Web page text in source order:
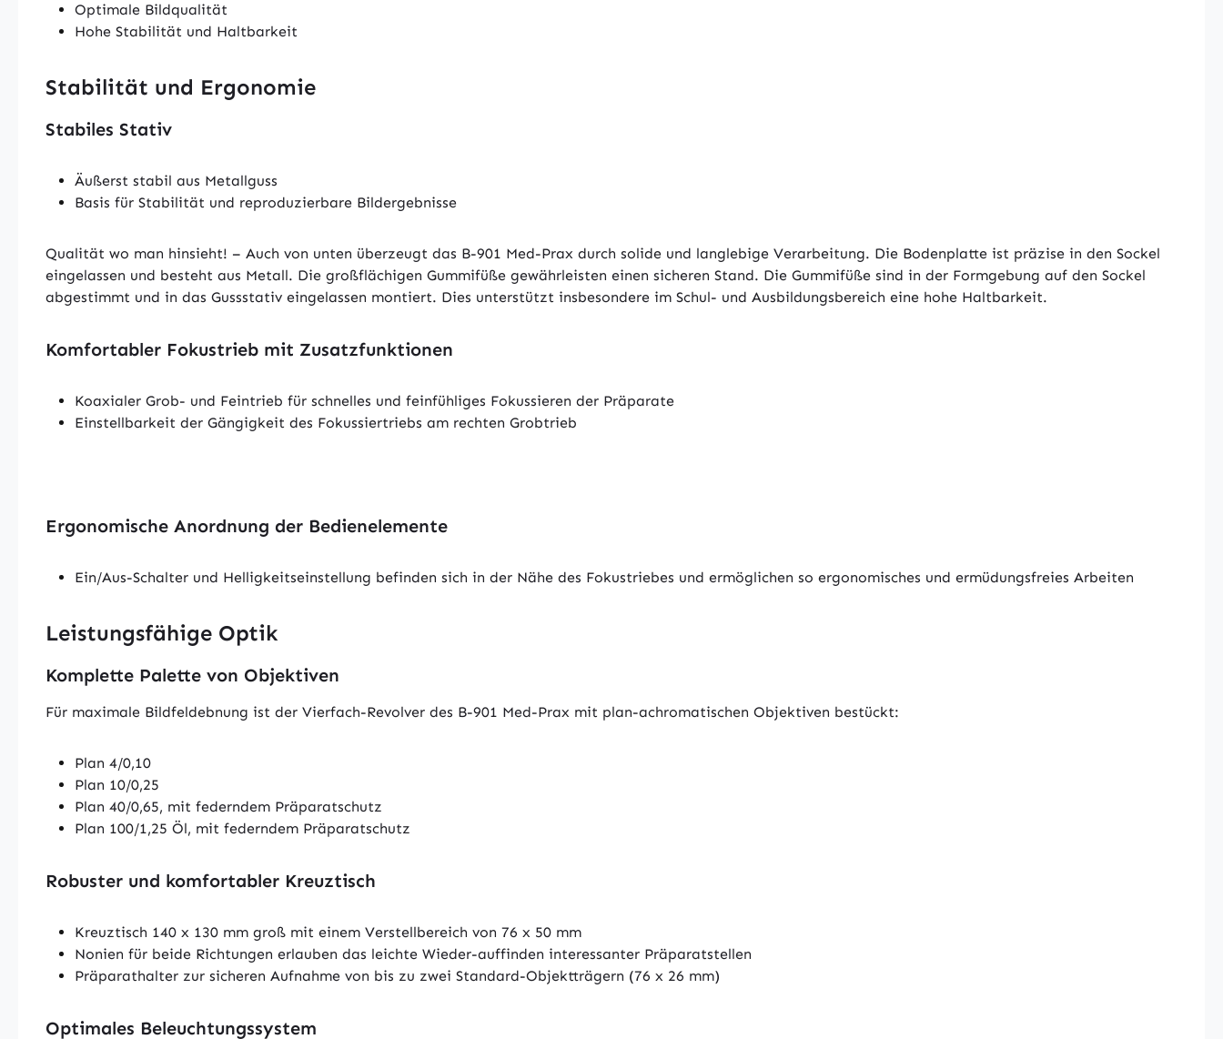
Optimale Bildqualität
Hohe Stabilität und Haltbarkeit
Stabilität und Ergonomie
Stabiles Stativ
Äußerst stabil aus Metallguss
Basis für Stabilität und reproduzierbare Bildergebnisse
Qualität wo man hinsieht! – Auch von unten überzeugt das B-901 Med-Prax durch solide und langlebige Verarbeitung. Die Bodenplatte ist präzise in den Sockel
eingelassen und besteht aus Metall. Die großflächigen Gummifüße gewährleisten einen sicheren Stand. Die Gummifüße sind in der Formgebung auf den Sockel
abgestimmt und in das Gussstativ eingelassen montiert. Dies unterstützt insbesondere im Schul- und Ausbildungsbereich eine hohe Haltbarkeit.
Komfortabler Fokustrieb mit Zusatzfunktionen
Koaxialer Grob- und Feintrieb für schnelles und feinfühliges Fokussieren der Präparate
Einstellbarkeit der Gängigkeit des Fokussiertriebs am rechten Grobtrieb
Ergonomische Anordnung der Bedienelemente
Ein/Aus-Schalter und Helligkeitseinstellung befinden sich in der Nähe des Fokustriebes und ermöglichen so ergonomisches und ermüdungsfreies Arbeiten
Leistungsfähige Optik
Komplette Palette von Objektiven
Für maximale Bildfeldebnung ist der Vierfach-Revolver des B-901 Med-Prax mit plan-achromatischen Objektiven bestückt:
Plan 4/0,10
Plan 10/0,25
Plan 40/0,65, mit federndem Präparatschutz
Plan 100/1,25 Öl, mit federndem Präparatschutz
Robuster und komfortabler Kreuztisch
Kreuztisch 140 x 130 mm groß mit einem Verstellbereich von 76 x 50 mm
Nonien für beide Richtungen erlauben das leichte Wieder-auffinden interessanter Präparatstellen
Präparathalter zur sicheren Aufnahme von bis zu zwei Standard-Objektträgern (76 x 26 mm)
Optimales Beleuchtungssystem